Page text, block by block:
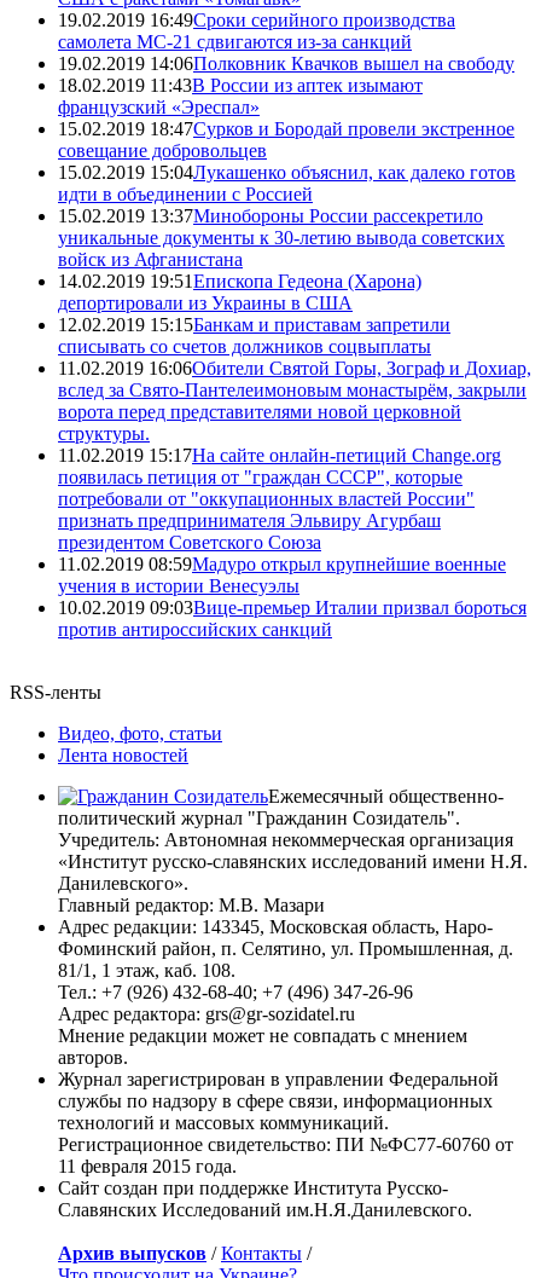
19.02.2019 16:49Сроки серийного производства
самолета МС-21 сдвигаются из-за санкций
19.02.2019 14:06Полковник Квачков вышел на свободу
18.02.2019 11:43В России из аптек изымают
французский «Эреспал»
15.02.2019 18:47Сурков и Бородай провели экстренное
совещание добровольцев
15.02.2019 15:04Лукашенко объяснил, как далеко готов
идти в объединении с Россией
15.02.2019 13:37Минобороны России рассекретило
уникальные документы к 30-летию вывода советских
войск из Афганистана
14.02.2019 19:51Епископа Гедеона (Харона)
депортировали из Украины в США
12.02.2019 15:15Банкам и приставам запретили
списывать со счетов должников соцвыплаты
11.02.2019 16:06Обители Святой Горы, Зограф и Дохиар,
вслед за Свято-Пантелеимоновым монастырём, закрыли
ворота перед представителями новой церковной
структуры.
11.02.2019 15:17На сайте онлайн-петиций Change.org
появилась петиция от "граждан СССР", которые
потребовали от "оккупационных властей России"
признать предпринимателя Эльвиру Агурбаш
президентом Советского Союза
11.02.2019 08:59Мадуро открыл крупнейшие военные
учения в истории Венесуэлы
10.02.2019 09:03Вице-премьер Италии призвал бороться
против антироссийских санкций
RSS-ленты
Видео, фото, статьи
Лента новостей
Ежемесячный общественно-
политический журнал "Гражданин Созидатель".
Учредитель: Автономная некоммерческая организация
«Институт русско-славянских исследований имени Н.Я.
Данилевского».
Главный редактор: М.В. Мазари
Адрес редакции: 143345, Московская область, Наро-
Фоминский район, п. Селятино, ул. Промышленная, д.
81/1, 1 этаж, каб. 108.
Тел.: +7 (926) 432-68-40; +7 (496) 347-26-96
Адрес редактора: grs@gr-sozidatel.ru
Мнение редакции может не совпадать с мнением
авторов.
Журнал зарегистрирован в управлении Федеральной
службы по надзору в сфере связи, информационных
технологий и массовых коммуникаций.
Регистрационное свидетельство: ПИ №ФС77-60760 от
11 февраля 2015 года.
Сайт создан при поддержке Института Русско-
Славянских Исследований им.Н.Я.Данилевского.
Архив выпусков /Контакты /